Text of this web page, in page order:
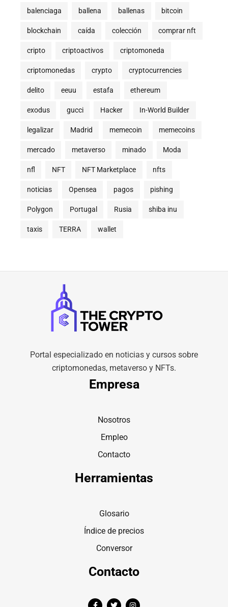
balenciaga ballena ballenas bitcoin
blockchain caída colección comprar nft
cripto criptoactivos criptomoneda
criptomonedas crypto cryptocurrencies
delito eeuu estafa ethereum
exodus gucci Hacker In-World Builder
legalizar Madrid memecoin memecoins
mercado metaverso minado Moda
nfl NFT NFT Marketplace nfts
noticias Opensea pagos pishing
Polygon Portugal Rusia shiba inu
taxis TERRA wallet
Portal especializado en noticias y cursos sobre
criptomonedas, metaverso y NFTs.
Empresa
Nosotros
Empleo
Contacto
Herramientas
Glosario
Índice de precios
Conversor
Contacto
F
T
I